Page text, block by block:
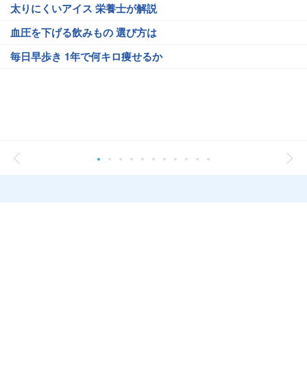
太りにくいアイス 栄養士が解説
血圧を下げる飲みもの 選び方は
毎日早歩き 1年で何キロ痩せるか